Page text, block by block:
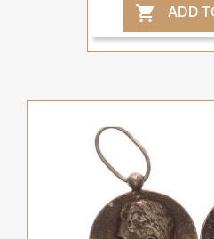
 ADD